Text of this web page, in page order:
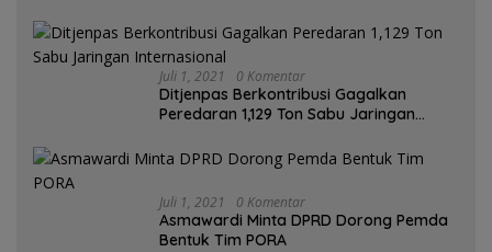
Juli 1, 2021 0 Komentar
Ditjenpas Berkontribusi Gagalkan
Peredaran 1,129 Ton Sabu Jaringan
Juli 1, 2021 0 Komentar
Asmawardi Minta DPRD Dorong Pemda
Bentuk Tim PORA